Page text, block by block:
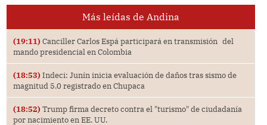
Más leídas de Andina
(19:11) Canciller Carlos Espá participará en transmisión del
mando presidencial en Colombia
(18:53) Indeci: Junín inicia evaluación de daños tras sismo de
magnitud 5.0 registrado en Chupaca
(18:52) Trump firma decreto contra el "turismo" de ciudadanía
por nacimiento en EE. UU.